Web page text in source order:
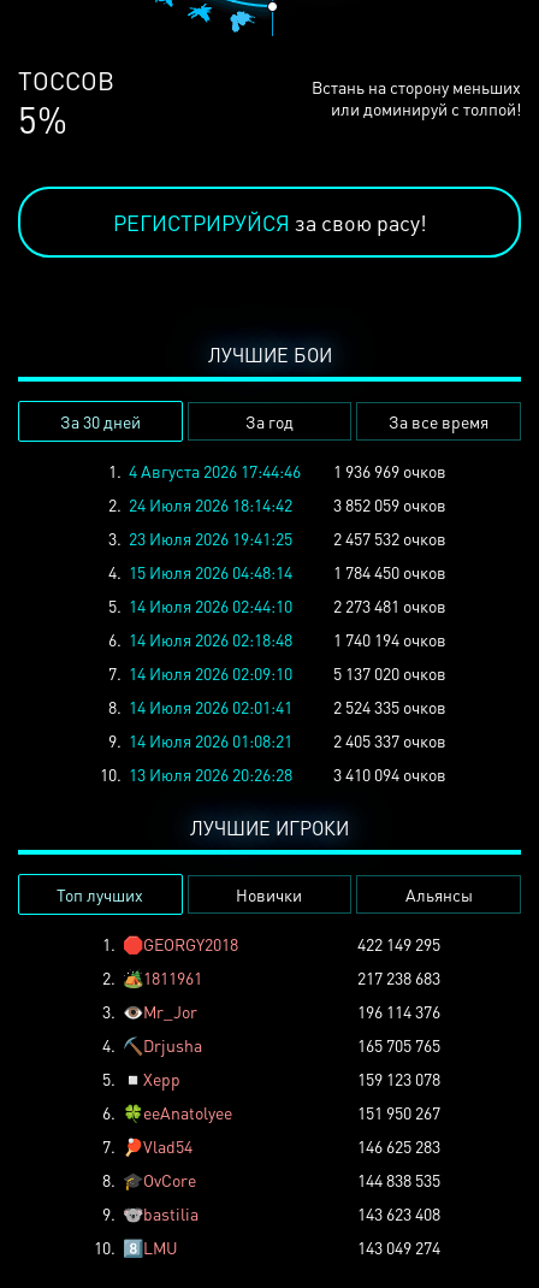
ЛЮДЕЙ
69%
Встань на сторону меньших
или доминируй с толпой!
РЕГИСТРИРУЙСЯ за свою расу!
ЛУЧШИЕ БОИ
За 30 дней За год За все время
1. 4 Августа 2026 17:44:46
1 936 969 очков
2. 24 Июля 2026 18:14:42
3 852 059 очков
3. 23 Июля 2026 19:41:25
2 457 532 очков
4. 15 Июля 2026 04:48:14
1 784 450 очков
5. 14 Июля 2026 02:44:10
2 273 481 очков
6. 14 Июля 2026 02:18:48
1 740 194 очков
7. 14 Июля 2026 02:09:10
5 137 020 очков
8. 14 Июля 2026 02:01:41
2 524 335 очков
9. 14 Июля 2026 01:08:21
2 405 337 очков
10. 13 Июля 2026 20:26:28 3 410 094 очков
ЛУЧШИЕ ИГРОКИ
Топ лучших Новички Альянсы
1. 🛑GEORGY2018
422 149 295
2. 🏕️1811961
217 238 683
3. 👁️Mr_Jor
196 114 376
4. ⛏️ Drjusha
165 705 765
5.
◽ Xepp
159 123 078
6. 🍀eeAnatolyee
151 950 267
7.
🏓Vlad54
146 625 283
8. 🎓OvCore
144 838 535
9. 🐨bastilia
143 623 408
10. 8️⃣LMU 143 049 274